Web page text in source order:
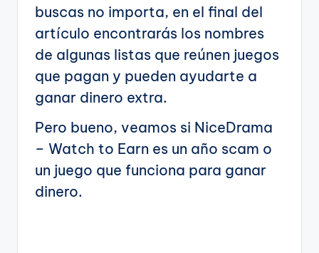
buscas no importa, en el final del
artículo encontrarás los nombres
de algunas listas que reúnen juegos
que pagan y pueden ayudarte a
ganar dinero extra.
Pero bueno, veamos si NiceDrama
– Watch to Earn es un año scam o
un juego que funciona para ganar
dinero.